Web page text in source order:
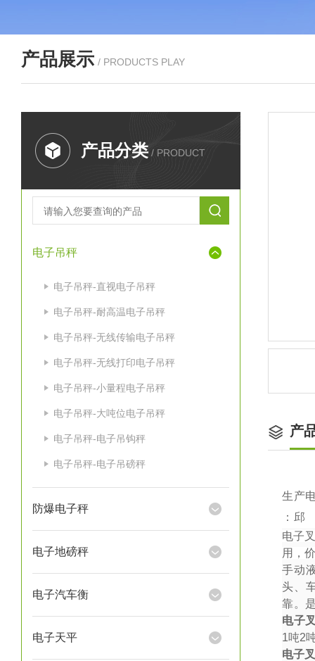
产品展示 / PRODUCTS PLAY
产品分类 / PRODUCT
电子吊秤
电子吊秤-直视电子吊秤
电子吊秤-耐高温电子吊秤
电子吊秤-无线传输电子吊秤
电子吊秤-无线打印电子吊秤
电子吊秤-小量程电子吊秤
电子吊秤-大吨位电子吊秤
电子吊秤-电子吊钩秤
电子吊秤-电子吊磅秤
防爆电子秤
电子地磅秤
电子汽车衡
电子天平
产
生产
：邱
电子
用，
手动
头、
靠。
电子
1吨2
电子